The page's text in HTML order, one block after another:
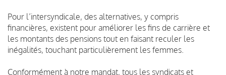
Pour l’intersyndicale, des alternatives, y compris
financières, existent pour améliorer les fins de carrière et
les montants des pensions tout en faisant reculer les
inégalités, touchant particulièrement les femmes.
Conformément à notre mandat, tous les syndicats et